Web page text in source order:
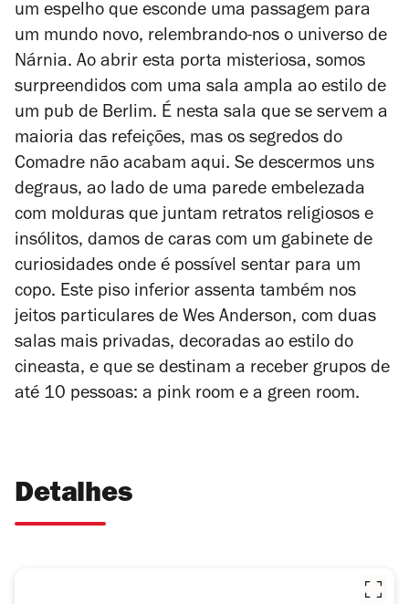
um espelho que esconde uma passagem para
um mundo novo, relembrando-nos o universo de
Nárnia. Ao abrir esta porta misteriosa, somos
surpreendidos com uma sala ampla ao estilo de
um pub de Berlim. É nesta sala que se servem a
maioria das refeições, mas os segredos do
Comadre não acabam aqui. Se descermos uns
degraus, ao lado de uma parede embelezada
com molduras que juntam retratos religiosos e
insólitos, damos de caras com um gabinete de
curiosidades onde é possível sentar para um
copo. Este piso inferior assenta também nos
jeitos particulares de Wes Anderson, com duas
salas mais privadas, decoradas ao estilo do
cineasta, e que se destinam a receber grupos de
até 10 pessoas: a pink room e a green room.
Detalhes